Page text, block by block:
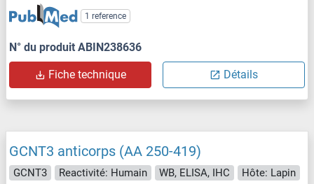
1 reference
N° du produit ABIN238636
Fiche technique Détails
GCNT3 anticorps (AA 250-419)
GCNT3 Reactivité: Humain WB, ELISA, IHC
Hôte: Lapin